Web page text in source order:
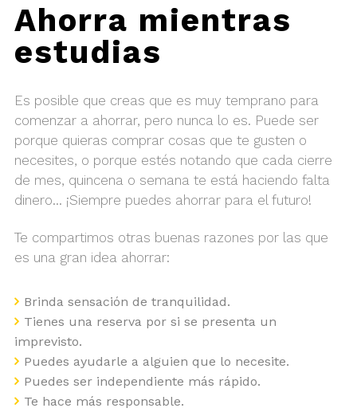
Ahorra mientras
estudias
Es posible que creas que es muy temprano para
comenzar a ahorrar, pero nunca lo es. Puede ser
porque quieras comprar cosas que te gusten o
necesites, o porque estés notando que cada cierre
de mes, quincena o semana te está haciendo falta
dinero… ¡Siempre puedes ahorrar para el futuro!
Te compartimos otras buenas razones por las que
es una gran idea ahorrar:
Brinda sensación de tranquilidad.
Tienes una reserva por si se presenta un
imprevisto.
Puedes ayudarle a alguien que lo necesite.
Puedes ser independiente más rápido.
Te hace más responsable.